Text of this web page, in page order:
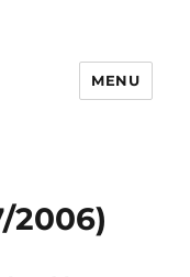
MENU
2006)